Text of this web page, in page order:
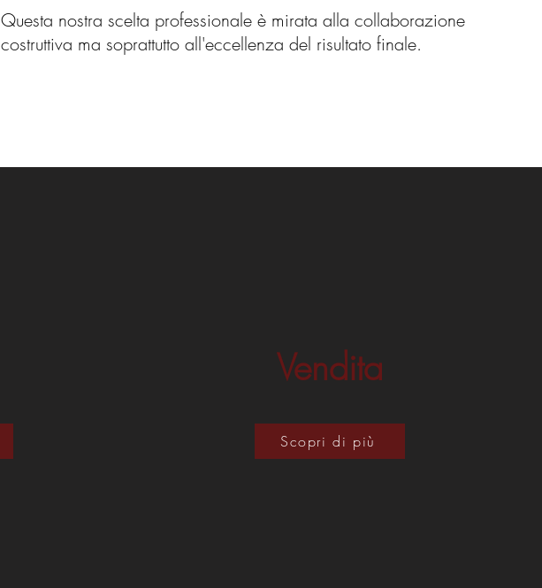
Vendita
Scopri di più
Questa nostra scelta professionale è mirata alla collaborazione
costruttiva ma soprattutto all'eccellenza del risultato finale.